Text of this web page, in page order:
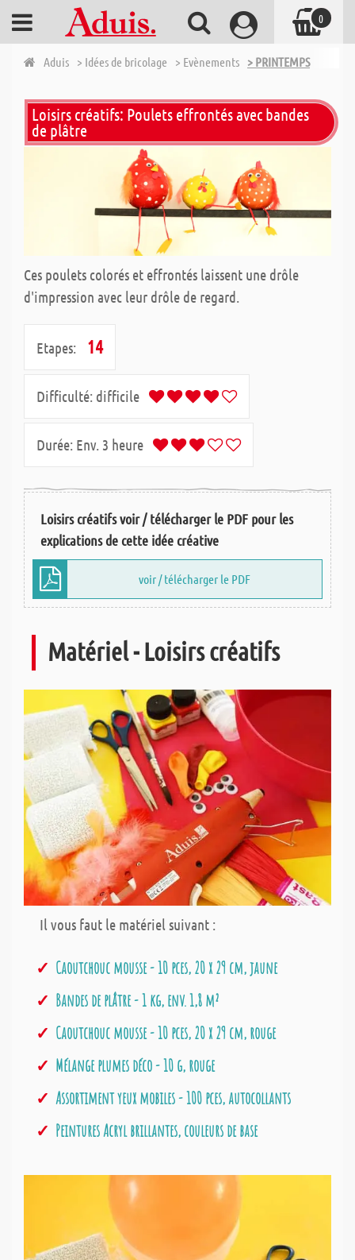
Aduis > Idées de bricolage > Evènements > PRINTEMPS
Loisirs créatifs: Poulets effrontés avec bandes
de plâtre
Ces poulets colorés et effrontés laissent une drôle
d'impression avec leur drôle de regard.
Etapes: 14
Difficulté: difficile
Durée: Env. 3 heure
Loisirs créatifs voir / télécharger le PDF pour les
explications de cette idée créative
voir / télécharger le PDF
Matériel - Loisirs créatifs
Il vous faut le matériel suivant :
Caoutchouc mousse - 10 pces, 20 x 29 cm, jaune
Bandes de plâtre - 1 kg, env. 1,8 m²
Caoutchouc mousse - 10 pces, 20 x 29 cm, rouge
Mélange plumes déco - 10 g, rouge
Assortiment yeux mobiles - 100 pces, autocollants
Peintures Acryl brillantes, couleurs de base
0